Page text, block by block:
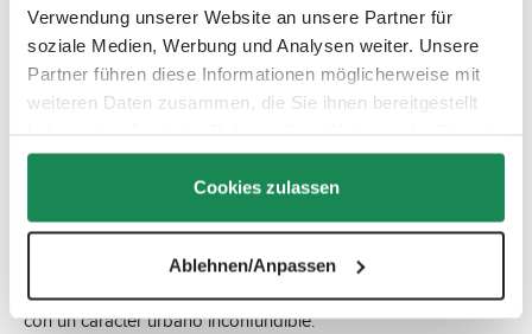
Verwendung unserer Website an unsere Partner für
soziale Medien, Werbung und Analysen weiter. Unsere
Partner führen diese Informationen möglicherweise mit
weiteren Daten zusammen, die Sie ihnen bereitgestellt
gesammelt haben.
Cookies zulassen
Ablehnen/Anpassen
Bebé 2015.
2015
ABC Design amplía su colección con el modelo Salsa.
Disponible como vehículo de tres ruedas o con cuatro ruedas
maniobrables, la Salsa ofrece una movilidad única combinada
con un carácter urbano inconfundible.